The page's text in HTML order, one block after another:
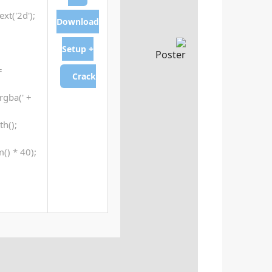
Download
Setup +
Crack
+
* 40);